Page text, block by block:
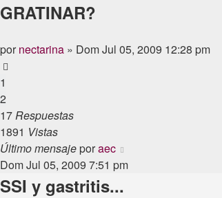
GRATINAR?
por nectarina » Dom Jul 05, 2009 12:28 pm
1
2
17Respuestas
1891 Vistas
Último mensaje poraec
Dom Jul 05, 2009 7:51 pm
SSI y gastritis...